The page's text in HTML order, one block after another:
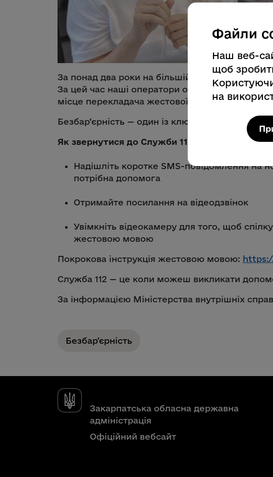
За понад два роки на більшій частині
За цей час наші оператори опрацювали 9 470
місце перекладача жестової мови за цей
Безбар’єрність — один із ключових
Як звернутися до Служби 112 людям з
Надішліть коротке SMS-повідомлення на
потрібна допомога
Отримайте посилання на відеодзвінок
Увімкніть відеокамеру для того, щоб
жестовою мовою
Покрокова інструкція жестовою мовою:
Служба 112 — це коли можеш викликати
За інформацією Міністерства внутрішніх
Безбарʼєрність
Закарпатська обласна державна
адміністрація
Офіційний вебсайт
Файли
Наш веб-
щоб
на